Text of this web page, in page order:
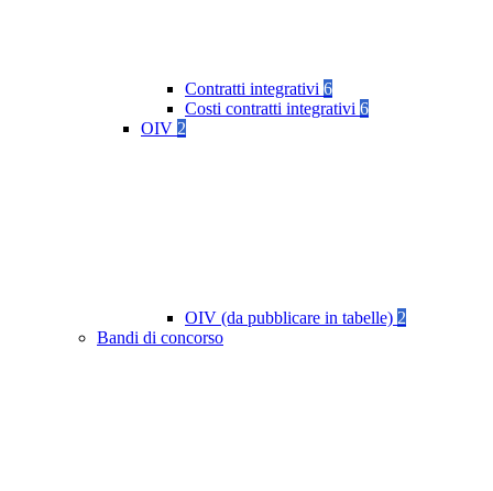
Contratti integrativi 6
Costi contratti integrativi 6
OIV 2
OIV (da pubblicare in tabelle) 2
Bandi di concorso